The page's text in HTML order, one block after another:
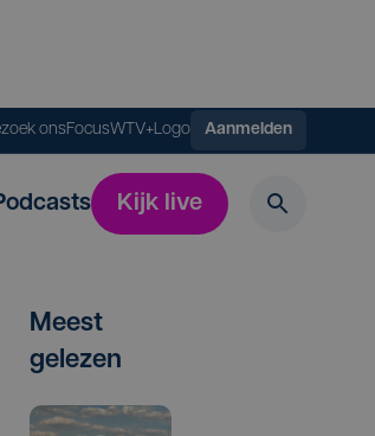
onsFocusWTV+Logo Aanmelden
Kijk live
Meest
gelezen